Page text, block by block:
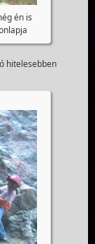
én is
hitelesebben